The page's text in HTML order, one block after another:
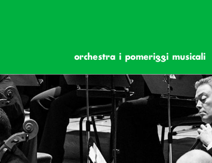
orchestra i pomeriggi musicali